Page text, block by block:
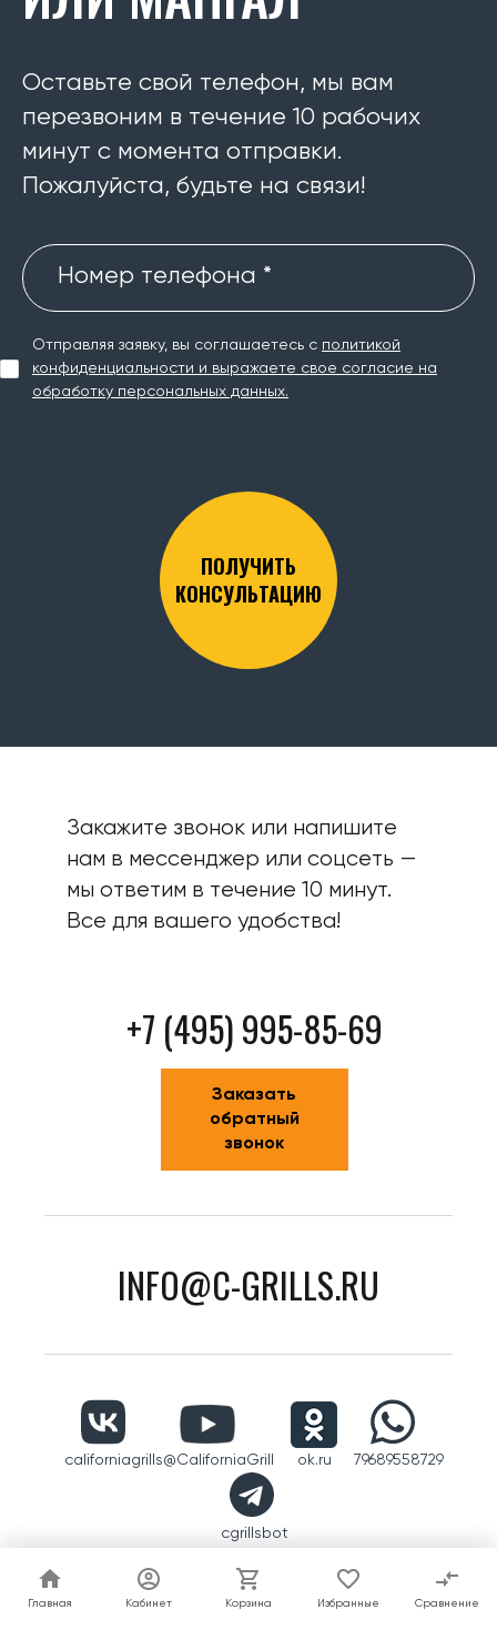
Главная Кабинет Корзина Избранные Сравнение
Главная Кабинет Корзина Избранные Сравнение
Оставьте свой телефон, мы вам
перезвоним в течение 10 рабочих
минут с момента отправки.
Пожалуйста, будьте на связи!
Номер телефона *
Отправляя заявку, вы соглашаетесь с политикой
конфиденциальности и выражаете свое согласие на
обработку персональных данных.
ПОЛУЧИТЬ
КОНСУЛЬТАЦИЮ
Закажите звонок или напишите
нам в мессенджер или соцсеть —
мы ответим в течение 10 минут.
Все для вашего удобства!
+7 (495) 995-85-69
Заказать
обратный
звонок
INFO@C-GRILLS.RU
californiagrills@CaliforniaGrill ok.ru 79689558729
cgrillsbot